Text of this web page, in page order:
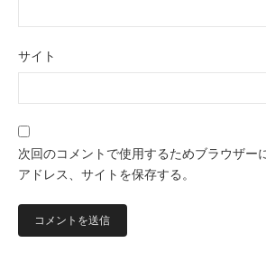
サイト
次回のコメントで使用するためブラウザー
アドレス、サイトを保存する。